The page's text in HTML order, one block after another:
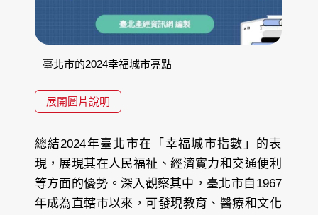
臺北市的2024幸福城市亮點
展開圖片說明
總結2024年臺北市在「幸福城市指數」的表
現，展現其在人民福祉、經濟實力和交通便利
等方面的優勢。深入觀察其中，臺北市自1967
年成為直轄市以來，可發現教育、醫療和文化